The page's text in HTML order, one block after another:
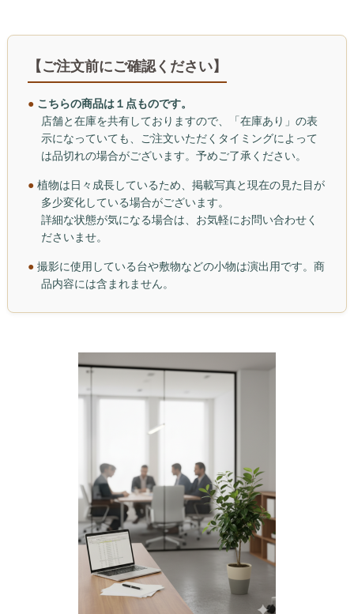
【ご注文前にご確認ください】
● こちらの商品は１点ものです。
店舗と在庫を共有しておりますので、「在庫あり」の表
示になっていても、ご注文いただくタイミングによって
は品切れの場合がございます。予めご了承ください。
●植物は日々成長しているため、掲載写真と現在の見た目が
多少変化している場合がございます。
詳細な状態が気になる場合は、お気軽にお問い合わせく
ださいませ。
●撮影に使用している台や敷物などの小物は演出用です。商
品内容には含まれません。